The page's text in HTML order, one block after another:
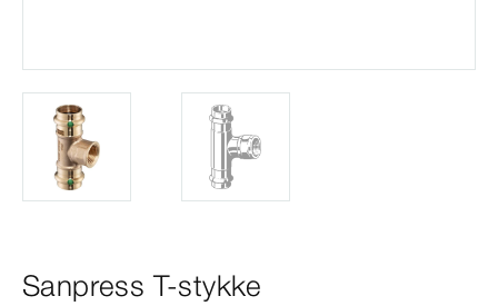
Sanpress T-stykke